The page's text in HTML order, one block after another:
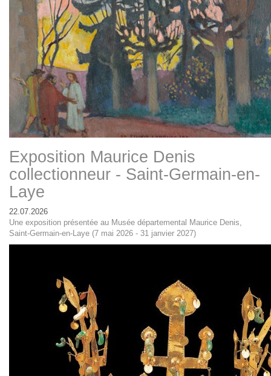
Exposition Maurice Denis
collectionneur - Saint-Germain-en-
Laye
22.07.2026
Une exposition présentée au Musée départemental Maurice Denis,
Saint-Germain-en-Laye (7 mai 2026 - 31 janvier 2027)